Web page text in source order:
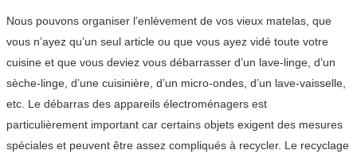
Nous pouvons organiser l’enlèvement de vos vieux matelas, que
vous n’ayez qu’un seul article ou que vous ayez vidé toute votre
cuisine et que vous deviez vous débarrasser d’un lave-linge, d’un
sèche-linge, d’une cuisinière, d’un micro-ondes, d’un lave-vaisselle,
etc. Le débarras des appareils électroménagers est
particulièrement important car certains objets exigent des mesures
spéciales et peuvent être assez compliqués à recycler. Le recyclage